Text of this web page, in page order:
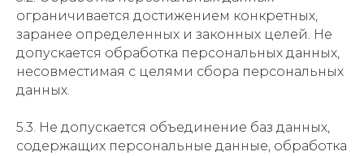
ограничивается достижением конкретных,
заранее определенных и законных целей. Не
допускается обработка персональных данных,
несовместимая с целями сбора персональных
данных.
5.3. Не допускается объединение баз данных,
содержащих персональные данные, обработка